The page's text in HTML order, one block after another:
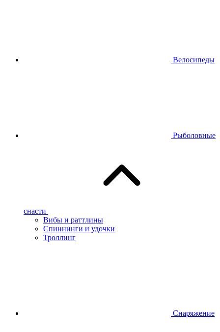
Велосипеды
Рыболовные
снасти
Вибы и раттлины
Спиннинги и удочки
Троллинг
Снаряжение